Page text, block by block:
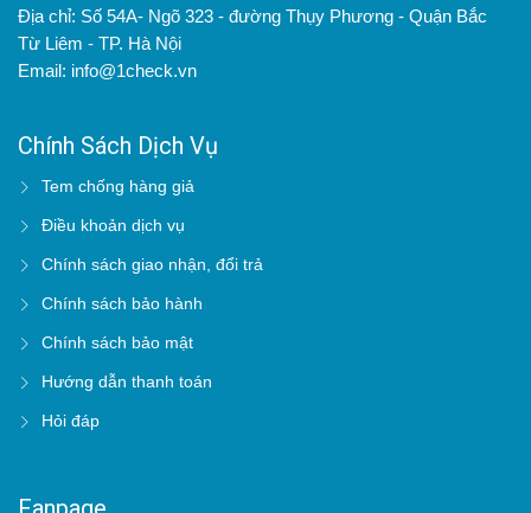
Địa chỉ: Số 54A- Ngõ 323 - đường Thụy Phương - Quận Bắc
Từ Liêm - TP. Hà Nội
Email: info@1check.vn
Chính Sách Dịch Vụ
Tem chống hàng giả
Điều khoản dịch vụ
Chính sách giao nhận, đổi trả
Chính sách bảo hành
Chính sách bảo mật
Hướng dẫn thanh toán
Hỏi đáp